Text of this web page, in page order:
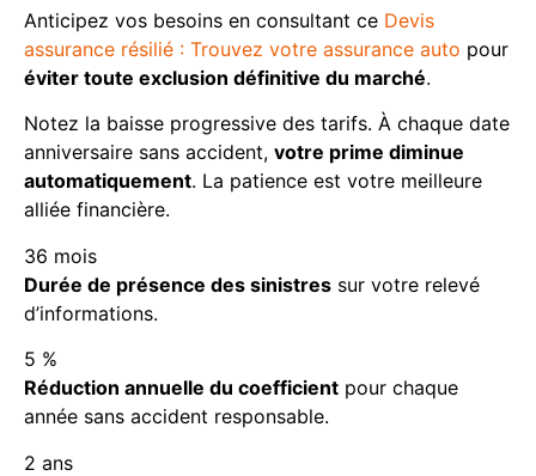
Anticipez vos besoins en consultant ce Devis
assurance résilié : Trouvez votre assurance auto pour
éviter toute exclusion définitive du marché.
Notez la baisse progressive des tarifs. À chaque date
anniversaire sans accident, votre prime diminue
automatiquement. La patience est votre meilleure
alliée financière.
36 mois
Durée de présence des sinistres sur votre relevé
d’informations.
5 %
Réduction annuelle du coefficient pour chaque
année sans accident responsable.
2 ans